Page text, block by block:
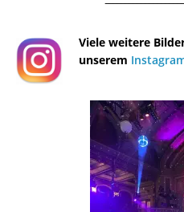
Viele weitere
unserem